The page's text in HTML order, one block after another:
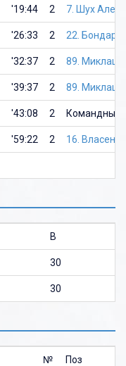
'19:44 2 7. Шух
'26:33 2 22.
'32:37 2 89.
'39:37 2 89.
'43:08 2 Командный
'59:22 2 16.
B
30
30
№ Поз